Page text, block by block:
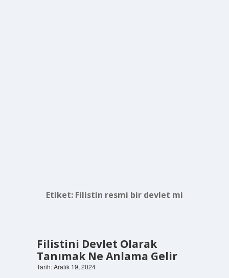
Etiket: Filistin resmi bir devlet mi
Filistini Devlet Olarak
Tanımak Ne Anlama Gelir
Tarih: Aralık 19, 2024